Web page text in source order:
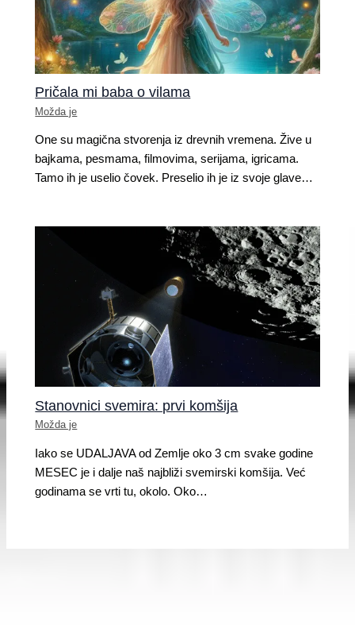
Pričala mi baba o vilama
Možda je
One su magična stvorenja iz drevnih vremena. Žive u
bajkama, pesmama, filmovima, serijama, igricama.
Tamo ih je uselio čovek. Preselio ih je iz svoje glave…
Stanovnici svemira: prvi komšija
Možda je
Iako se UDALJAVA od Zemlje oko 3 cm svake godine
MESEC je i dalje naš najbliži svemirski komšija. Već
godinama se vrti tu, okolo. Oko…